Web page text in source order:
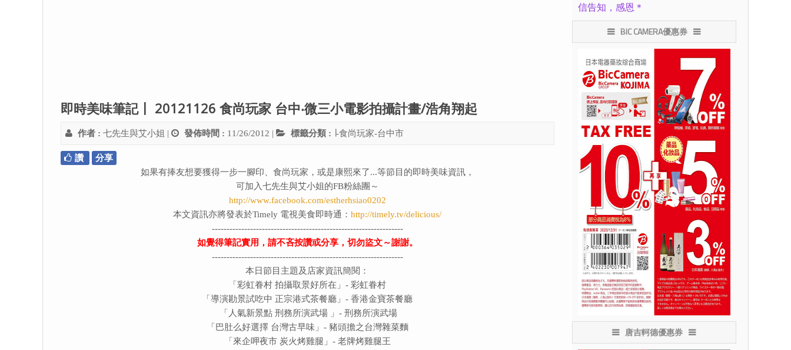
即時美味筆記〡 20121126 食尚玩家 台中‧微三小電影拍攝計畫/浩角翔起
作者 : 七先生與艾小姐 | 發佈時間 : 11/26/2012 | 標籤分類 : ∣-食尚玩家-台中市
讚
分享
如果有捧友想要獲得一步一腳印、食尚玩家，或是康熙來了...等節目的即時美味資訊，
可加入七先生與艾小姐的FB粉絲團～
http://www.facebook.com/estherhsiao0202
本文資訊亦將發表於Timely 電視美食即時通：http://timely.tv/delicious/
-----------------------------------------------------------------
如覺得筆記實用，請不吝按讚或分享，切勿盜文～謝謝。
-----------------------------------------------------------------
本日節目主題及店家資訊簡閱：
「彩虹眷村 拍攝取景好所在」-彩虹眷村
「導演勘景試吃中 正宗港式茶餐廳」-香港金寶茶餐廳
「人氣新景點刑務所演武場 」-刑務所演武場
「巴肚么好選擇 台灣古早味」- 豬頭擔之台灣雜菜麵
「來企呷夜市 炭火烤雞腿」- 老牌烤雞腿王
信告知，感恩＊
BIC CAMERA優惠券
唐吉軻德優惠券